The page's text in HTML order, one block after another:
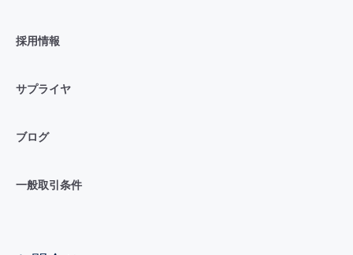
採用情報
サプライヤ
ブログ
一般取引条件